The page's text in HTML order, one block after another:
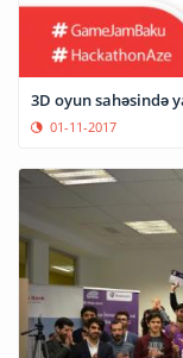
3D oyun sahəsində
01-11-2017